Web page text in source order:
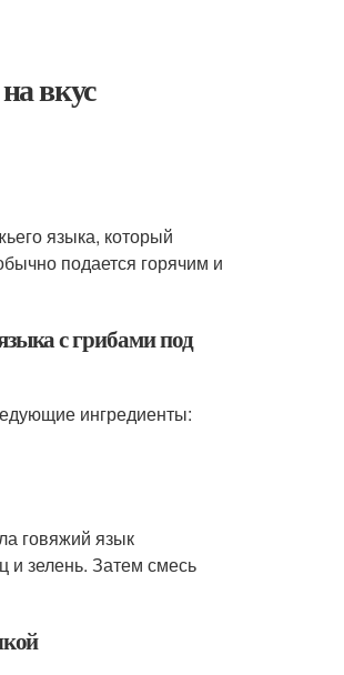
вкус
языка, который
подается горячим и
с грибами под
ингредиенты:
говяжий язык
и зелень. Затем смесь